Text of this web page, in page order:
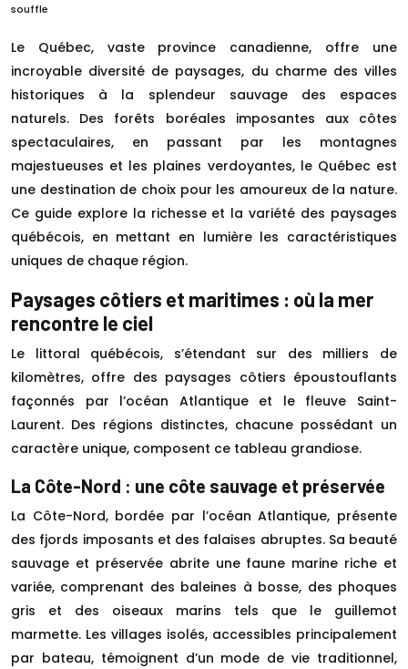
souffle
Le Québec, vaste province canadienne, offre une
incroyable diversité de paysages, du charme des villes
historiques à la splendeur sauvage des espaces
naturels. Des forêts boréales imposantes aux côtes
spectaculaires, en passant par les montagnes
majestueuses et les plaines verdoyantes, le Québec est
une destination de choix pour les amoureux de la nature.
Ce guide explore la richesse et la variété des paysages
québécois, en mettant en lumière les caractéristiques
uniques de chaque région.
Paysages côtiers et maritimes : où la mer
rencontre le ciel
Le littoral québécois, s’étendant sur des milliers de
kilomètres, offre des paysages côtiers époustouflants
façonnés par l’océan Atlantique et le fleuve Saint-
Laurent. Des régions distinctes, chacune possédant un
caractère unique, composent ce tableau grandiose.
La Côte-Nord : une côte sauvage et préservée
La Côte-Nord, bordée par l’océan Atlantique, présente
des fjords imposants et des falaises abruptes. Sa beauté
sauvage et préservée abrite une faune marine riche et
variée, comprenant des baleines à bosse, des phoques
gris et des oiseaux marins tels que le guillemot
marmette. Les villages isolés, accessibles principalement
par bateau, témoignent d’un mode de vie traditionnel,